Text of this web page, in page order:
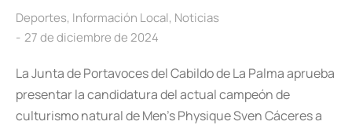
Deportes, Información Local, Noticias
27 de diciembre de 2024
La Junta de Portavoces del Cabildo de La Palma aprueba
presentar la candidatura del actual campeón de
culturismo natural de Men’s Physique Sven Cáceres a